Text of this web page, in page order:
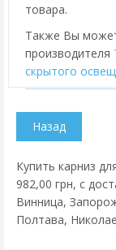
товара.
Также Вы
производителя
скрытого
Купить карниз
982,00 грн, с
Винница,
Полтава,